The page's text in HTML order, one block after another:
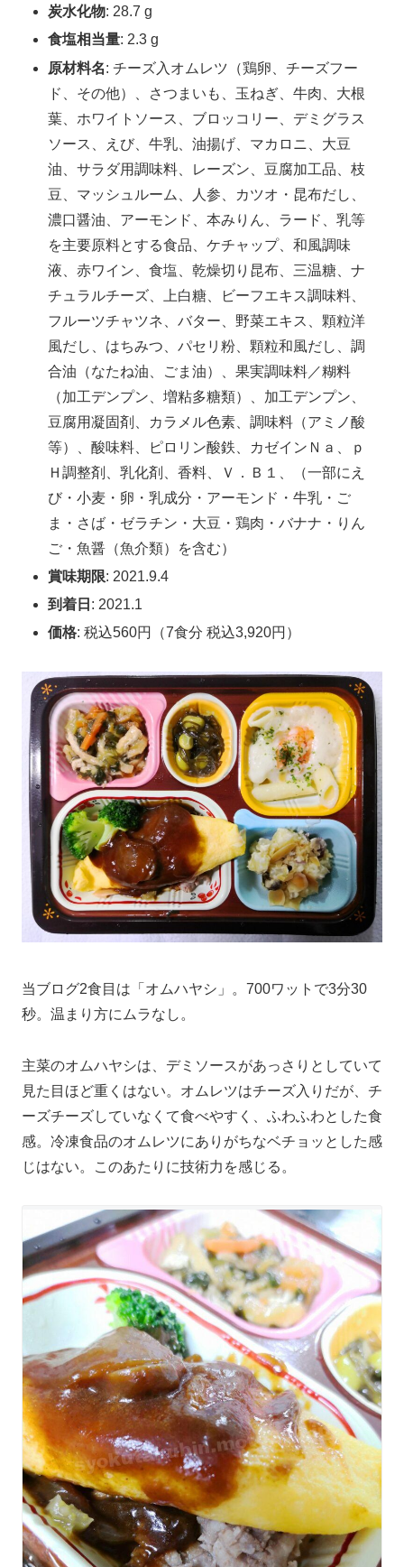
炭水化物: 28.7 g
食塩相当量: 2.3 g
原材料名: チーズ入オムレツ（鶏卵、チーズフー
ド、その他）、さつまいも、玉ねぎ、牛肉、大根
葉、ホワイトソース、ブロッコリー、デミグラス
ソース、えび、牛乳、油揚げ、マカロニ、大豆
油、サラダ用調味料、レーズン、豆腐加工品、枝
豆、マッシュルーム、人参、カツオ・昆布だし、
濃口醤油、アーモンド、本みりん、ラード、乳等
を主要原料とする食品、ケチャップ、和風調味
液、赤ワイン、食塩、乾燥切り昆布、三温糖、ナ
チュラルチーズ、上白糖、ビーフエキス調味料、
フルーツチャツネ、バター、野菜エキス、顆粒洋
風だし、はちみつ、パセリ粉、顆粒和風だし、調
合油（なたね油、ごま油）、果実調味料／糊料
（加工デンプン、増粘多糖類）、加工デンプン、
豆腐用凝固剤、カラメル色素、調味料（アミノ酸
等）、酸味料、ピロリン酸鉄、カゼインＮａ、ｐ
Ｈ調整剤、乳化剤、香料、Ｖ．Ｂ１、（一部にえ
び・小麦・卵・乳成分・アーモンド・牛乳・ご
ま・さば・ゼラチン・大豆・鶏肉・バナナ・りん
ご・魚醤（魚介類）を含む）
賞味期限: 2021.9.4
到着日 : 2021.1
価格: 税込560円（7食分 税込3,920円）
当ブログ2食目は「オムハヤシ」。700ワットで3分30
秒。温まり方にムラなし。
主菜のオムハヤシは、デミソースがあっさりとしていて
見た目ほど重くはない。オムレツはチーズ入りだが、チ
ーズチーズしていなくて食べやすく、ふわふわとした食
感。冷凍食品のオムレツにありがちなベチョッとした感
じはない。このあたりに技術力を感じる。